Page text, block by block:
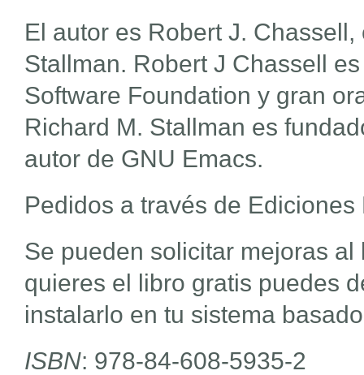
El autor es Robert J.
Stallman. Robert J Chassell
Software Foundation y gran
Richard M. Stallman es
autor de GNU Emacs.
Pedidos a través de
Se pueden solicitar mejoras
quieres el libro gratis puedes
instalarlo en tu sistema
ISBN: 978-84-608-5935-2